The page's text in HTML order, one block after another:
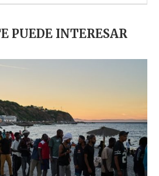
PUEDE INTERESAR